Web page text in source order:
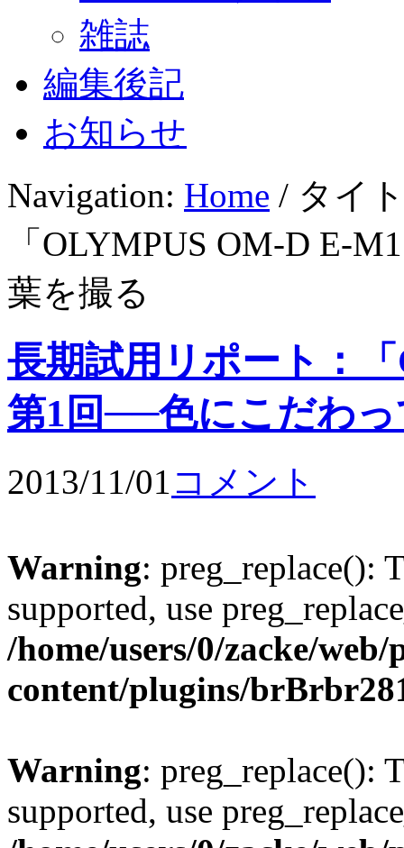
雑誌
編集後記
お知らせ
Navigation: Home / タイ
「OLYMPUS OM-D E-
葉を撮る
長期試用リポート：
第1回──色にこだわ
2013/11/01 コメント
Warning: preg_replace():
supported, use
/home/users/0/zacke/
content/plugins/
Warning: preg_replace():
supported, use